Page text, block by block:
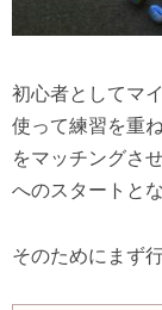
初心者としてマ
使って練習を重ね
をマッチングさ
へのスタートと
そのためにまず